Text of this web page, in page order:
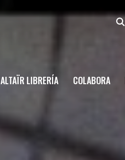
ALTAÏR LIBRERÍA COLABORA